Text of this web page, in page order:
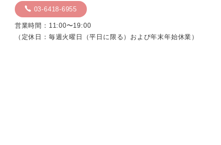
03-6418-6955
営業時間：11:00〜19:00
（定休日：毎週火曜日（平日に限る）および年末年始休業）